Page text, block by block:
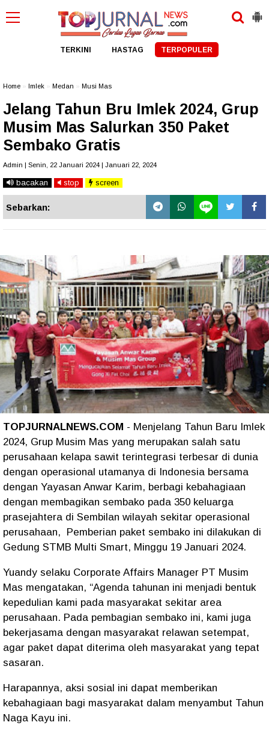
TERKINI HASTAG TERPOPULER
Home Imlek Medan Musi Mas
Jelang Tahun Bru Imlek 2024, Grup
Musim Mas Salurkan 350 Paket
Sembako Gratis
Admin | Senin, 22 Januari 2024 | Januari 22, 2024
bacakan stop screen
Sebarkan:
TOPJURNALNEWS.COM - Menjelang Tahun Baru Imlek
2024, Grup Musim Mas yang merupakan salah satu
perusahaan kelapa sawit terintegrasi terbesar di dunia
dengan operasional utamanya di Indonesia bersama
dengan Yayasan Anwar Karim, berbagi kebahagiaan
dengan membagikan sembako pada 350 keluarga
prasejahtera di Sembilan wilayah sekitar operasional
perusahaan, Pemberian paket sembako ini dilakukan di
Gedung STMB Multi Smart, Minggu 19 Januari 2024.
Yuandy selaku Corporate Affairs Manager PT Musim
Mas mengatakan, “Agenda tahunan ini menjadi bentuk
kepedulian kami pada masyarakat sekitar area
perusahaan. Pada pembagian sembako ini, kami juga
bekerjasama dengan masyarakat relawan setempat,
agar paket dapat diterima oleh masyarakat yang tepat
sasaran.
Harapannya, aksi sosial ini dapat memberikan
kebahagiaan bagi masyarakat dalam menyambut Tahun
Naga Kayu ini.